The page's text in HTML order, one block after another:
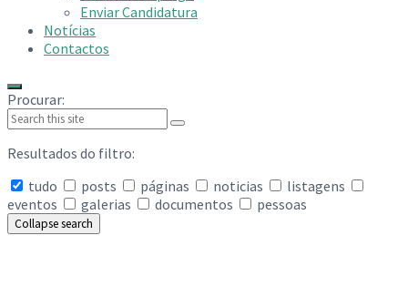
Enviar Candidatura
Notícias
Contactos
Procurar:
Resultados do filtro:
tudo
posts páginas noticias
listagens
eventos
galerias documentos pessoas
Collapse search